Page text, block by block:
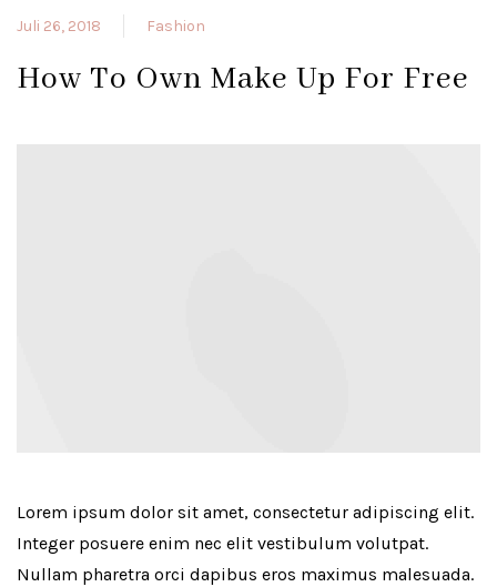
Juli 26, 2018 Fashion
How To Own Make Up For Free
Lorem ipsum dolor sit amet, consectetur adipiscing elit.
Integer posuere enim nec elit vestibulum volutpat.
Nullam pharetra orci dapibus eros maximus malesuada.